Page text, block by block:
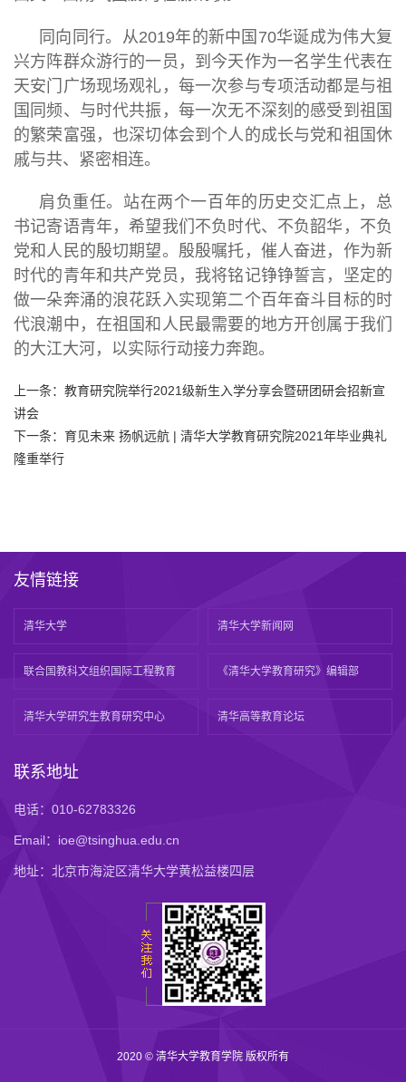
同向同行。从2019年的新中国70华诞成为伟大复
兴方阵群众游行的一员，到今天作为一名学生代表在
天安门广场现场观礼，每一次参与专项活动都是与祖
国同频、与时代共振，每一次无不深刻的感受到祖国
的繁荣富强，也深切体会到个人的成长与党和祖国休
戚与共、紧密相连。
肩负重任。站在两个一百年的历史交汇点上，总
书记寄语青年，希望我们不负时代、不负韶华，不负
党和人民的殷切期望。殷殷嘱托，催人奋进，作为新
时代的青年和共产党员，我将铭记铮铮誓言，坚定的
做一朵奔涌的浪花跃入实现第二个百年奋斗目标的时
代浪潮中，在祖国和人民最需要的地方开创属于我们
的大江大河，以实际行动接力奔跑。
上一条： 教育研究院举行2021级新生入学分享会暨研团研会招新宣
讲会
下一条： ​育见未来 扬帆远航 | 清华大学教育研究院2021年毕业典礼
隆重举行
友情链接
清华大学 清华大学新闻网
联合国教科文组织国际工程教育 《清华大学教育研究》编辑部
清华大学研究生教育研究中心 清华高等教育论坛
联系地址
电话：010-62783326
Email：ioe@tsinghua.edu.cn
地址：北京市海淀区清华大学黄松益楼四层
2020 © 清华大学教育学院 版权所有